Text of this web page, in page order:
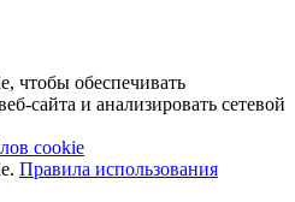
чтобы обеспечивать
сайта и анализировать сетевой
cookie
Правила использования